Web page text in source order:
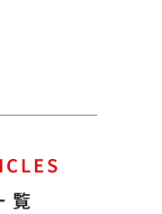
覧